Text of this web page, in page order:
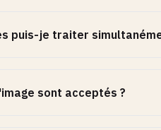
puis-je traiter
sont acceptés ?